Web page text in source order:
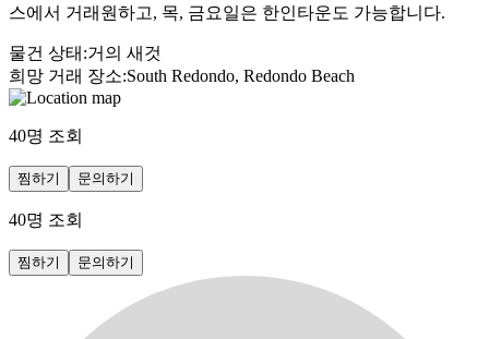
스에서 거래원하고, 목, 금요일은 한인타운도 가능합니다.
물건 상태 :거의 새것
희망 거래 장소:South Redondo, Redondo Beach
40명 조회
찜하기 문의하기
40명 조회
찜하기 문의하기